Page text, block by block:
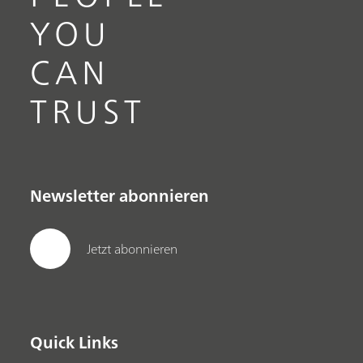
YOU
CAN
TRUST
Newsletter abonnieren
Jetzt abonnieren
Quick Links